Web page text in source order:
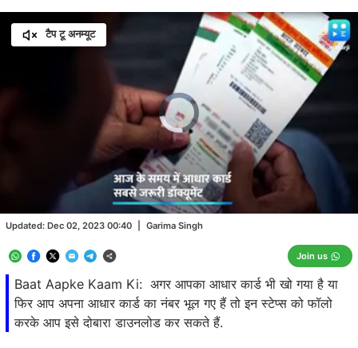
Baat Aapke Kaam Ki: अगर आपका आधार कार्ड भी खो गया है या
फिर आप अपना आधार कार्ड का नंबर भूल गए हैं तो इन स्टेप्स को फॉलो
करके आप इसे दोबारा डाउनलोड कर सकते हैं.
Updated: Dec 02, 2023 00:40 Garima Singh
Join us
टैप टू अनम्यूट
Video
Player
is
loading.
Unmute
/